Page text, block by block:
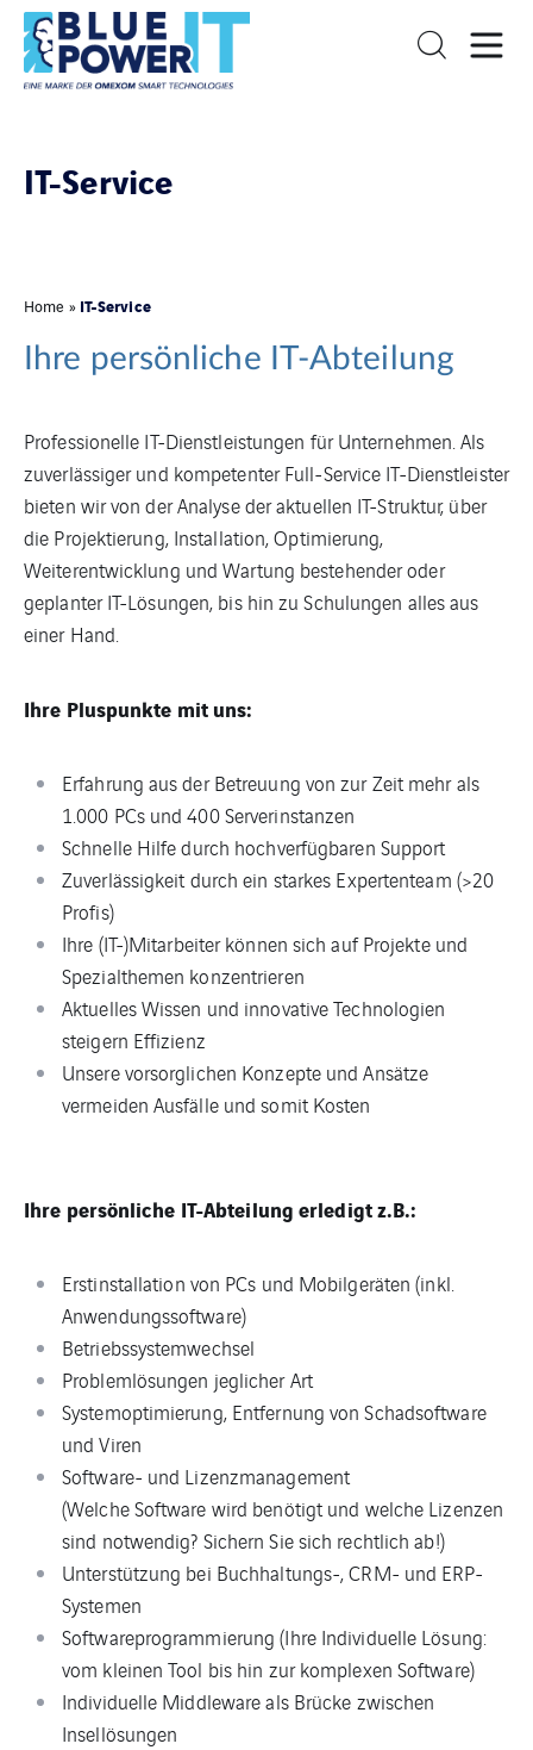
IT-Service
Home » IT-Service
Ihre persönliche IT-Abteilung
Professionelle IT-Dienstleistungen für Unternehmen. Als
zuverlässiger und kompetenter Full-Service IT-Dienstleister
bieten wir von der Analyse der aktuellen IT-Struktur, über
die Projektierung, Installation, Optimierung,
Weiterentwicklung und Wartung bestehender oder
geplanter IT-Lösungen, bis hin zu Schulungen alles aus
einer Hand.
Ihre Pluspunkte mit uns:
Erfahrung aus der Betreuung von zur Zeit mehr als
1.000 PCs und 400 Serverinstanzen
Schnelle Hilfe durch hochverfügbaren Support
Zuverlässigkeit durch ein starkes Expertenteam (>20
Profis)
Ihre (IT-)Mitarbeiter können sich auf Projekte und
Spezialthemen konzentrieren
Aktuelles Wissen und innovative Technologien
steigern Effizienz
Unsere vorsorglichen Konzepte und Ansätze
vermeiden Ausfälle und somit Kosten
Ihre persönliche IT-Abteilung erledigt z.B.:
Erstinstallation von PCs und Mobilgeräten (inkl.
Anwendungssoftware)
Betriebssystemwechsel
Problemlösungen jeglicher Art
Systemoptimierung, Entfernung von Schadsoftware
und Viren
Software- und Lizenzmanagement
(Welche Software wird benötigt und welche Lizenzen
sind notwendig? Sichern Sie sich rechtlich ab!)
Unterstützung bei Buchhaltungs-, CRM- und ERP-
Systemen
Softwareprogrammierung (Ihre Individuelle Lösung:
vom kleinen Tool bis hin zur komplexen Software)
Individuelle Middleware als Brücke zwischen
Insellösungen